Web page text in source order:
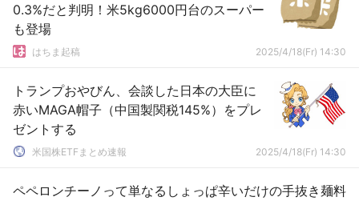
0.3%だと判明！米5kg6000円台のスーパー
も登場
はちま起稿 2025/4/18(Fr) 14:30
トランプおやびん、会談した日本の大臣に
赤いMAGA帽子（中国製関税145%）をプレ
ゼントする
米国株ETFまとめ速報 2025/4/18(Fr) 14:30
ペペロンチーノって単なるしょっぱ辛いだけの手抜き麺料